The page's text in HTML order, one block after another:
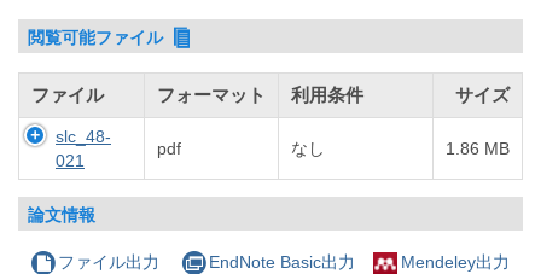
閲覧可能ファイル
ファイル フォーマット 利用条件 サイズ
slc_48-
021
pdf なし 1.86 MB
論文情報
ファイル出力 EndNote Basic出力 Mendeley出力